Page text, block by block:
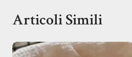
Articoli Simili